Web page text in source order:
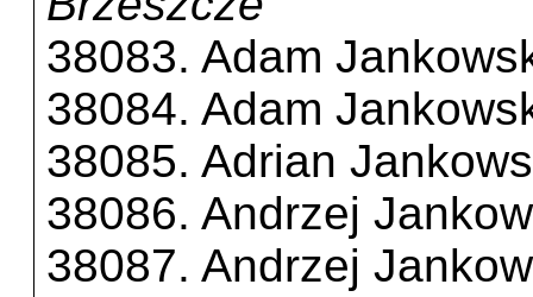
38083. Adam
38084. Adam
38085. Adrian
38086. Andrzej
38087. Andrzej